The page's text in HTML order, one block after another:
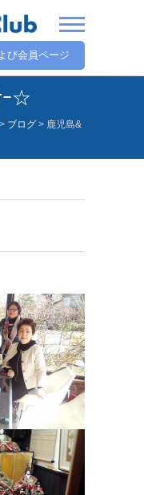
び会員ページ
ｰ☆
> ブログ > 鹿児島&